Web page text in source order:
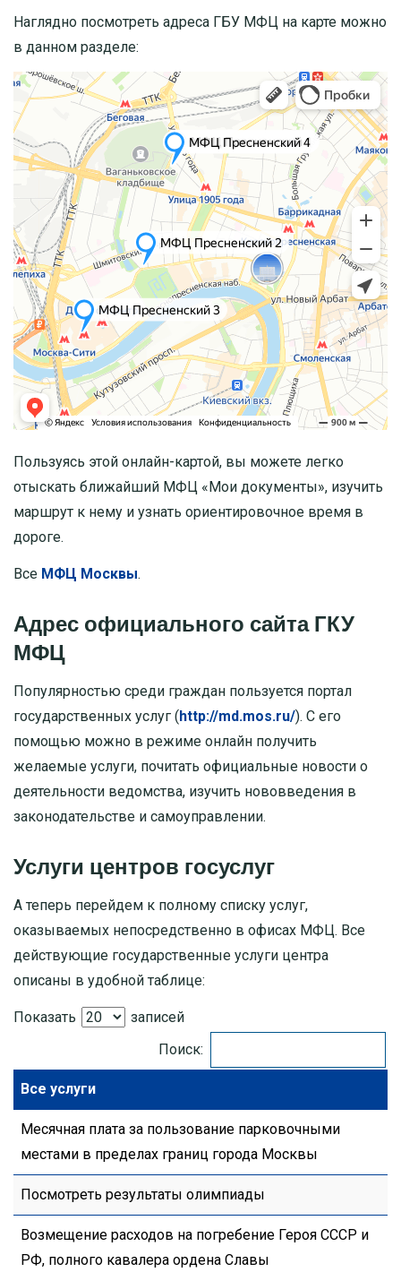
Наглядно посмотреть адреса ГБУ МФЦ на карте можно
в данном разделе:
Пользуясь этой онлайн-картой, вы можете легко
отыскать ближайший МФЦ «Мои документы», изучить
маршрут к нему и узнать ориентировочное время в
дороге.
Все МФЦ Москвы.
Адрес официального сайта ГКУ
МФЦ
Популярностью среди граждан пользуется портал
государственных услуг ( http://md.mos.ru/). С его
помощью можно в режиме онлайн получить
желаемые услуги, почитать официальные новости о
деятельности ведомства, изучить нововведения в
законодательстве и самоуправлении.
Услуги центров госуслуг
А теперь перейдем к полному списку услуг,
оказываемых непосредственно в офисах МФЦ. Все
действующие государственные услуги центра
описаны в удобной таблице:
Показать
записей
Поиск:
Все услуги
Месячная плата за пользование парковочными
местами в пределах границ города Москвы
Посмотреть результаты олимпиады
Возмещение расходов на погребение Героя СССР и
РФ, полного кавалера ордена Славы